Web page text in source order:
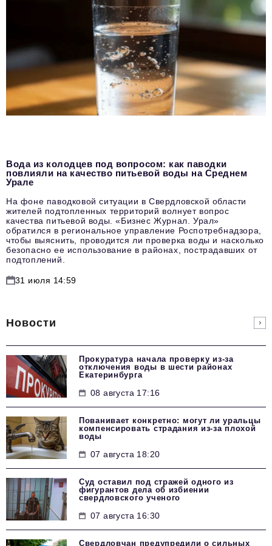
Вода из колодцев под вопросом: как паводки
повлияли на качество питьевой воды на Среднем
Урале
На фоне паводковой ситуации в Свердловской области
жителей подтопленных территорий волнует вопрос
качества питьевой воды. «Бизнес Журнал. Урал»
обратился в региональное управление Роспотребнадзора,
чтобы выяснить, проводится ли проверка воды и насколько
безопасно ее использование в районах, пострадавших от
подтоплений.
31 июля 14:59
Новости
Прокуратура начала проверку из-за
отключения воды в шести районах
Екатеринбурга
08 августа 17:16
Пованивает конкретно: могут ли уральцы
компенсировать страдания из-за плохой
воды
07 августа 18:20
Суд оставил под стражей одного из
фигурантов дела об избиении
свердловского ученого
07 августа 16:30
Свердловчан предупредили о сильных